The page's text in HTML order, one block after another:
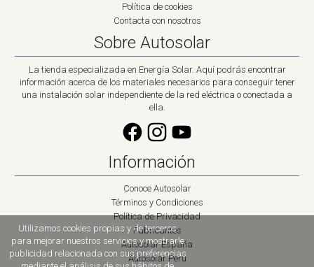
Política de cookies
Contacta con nosotros
Sobre Autosolar
La tienda especializada en Energía Solar. Aquí podrás encontrar
información acerca de los materiales necesarios para conseguir tener
una instalación solar independiente de la red eléctrica o conectada a
ella.
Información
Conoce Autosolar
Términos y Condiciones
Política de Privacidad
Fabricantes
Autosolar España
Autosolar Peru
Utilizamos cookies propias y de terceros
para mejorar nuestros servicios y mostrarle
publicidad relacionada con sus preferencias